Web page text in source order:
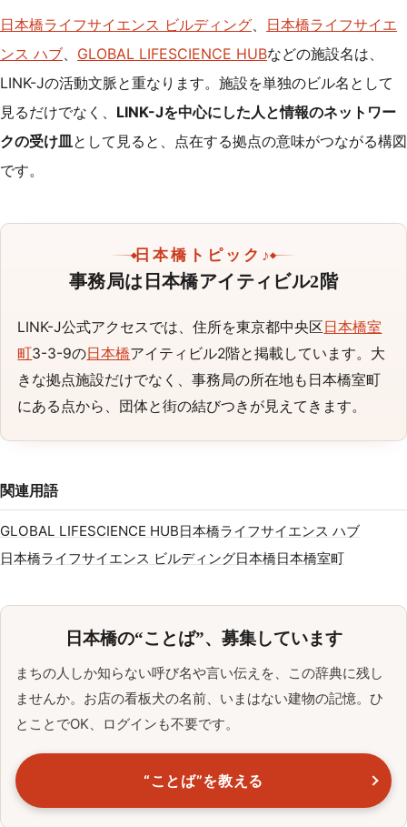
日本橋ライフサイエンス ビルディング、 日本橋ライフサイエ
ンス ハブ、 GLOBAL LIFESCIENCE HUBなどの施設名は、
LINK-Jの活動文脈と重なります。施設を単独のビル名として
見るだけでなく、 LINK-Jを中心にした人と情報のネットワー
クの受け皿として見ると、点在する拠点の意味がつながる構図
です。
日本橋トピック♪
事務局は日本橋アイティビル2階
LINK-J公式アクセスでは、住所を東京都中央区 日本橋室
町3-3-9の日本橋アイティビル2階と掲載しています。大
きな拠点施設だけでなく、事務局の所在地も日本橋室町
にある点から、団体と街の結びつきが見えてきます。
関連用語
GLOBAL LIFESCIENCE HUB日本橋ライフサイエンス ハブ
日本橋ライフサイエンス ビルディング日本橋日本橋室町
日本橋の“ことば”、募集しています
まちの人しか知らない呼び名や言い伝えを、この辞典に残し
ませんか。お店の看板犬の名前、いまはない建物の記憶。ひ
とことでOK、ログインも不要です。
“ことば”を教える